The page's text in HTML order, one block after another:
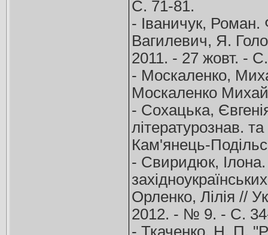
С. 71-81.
- Іваничук,
Вагилевич, Я.
2011. - 27 жовт. -
- Москаленко,
Москаленко
- Сохацька,
літературознав.
Кам'янець-
- Свиридюк, Ілона.
Орленко, Лілія //
2012. - № 9. - С.
- Ткаченко, Н. П.